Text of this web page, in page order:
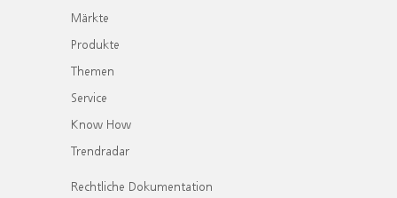
Märkte
Produkte
Themen
Service
Know How
Trendradar
Rechtliche Dokumentation